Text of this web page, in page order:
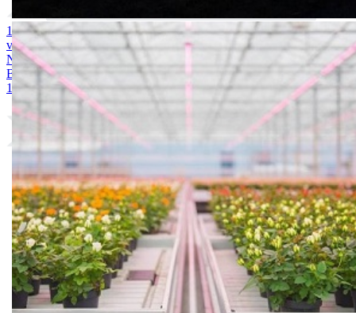
1. MAGNEZIJUM SULFAT 25kg 2. AMONIUM SULFAT /
vodotopivi 25kg 3. KALIJUM SULFAT 25kg 4. KALCIJUM
NITRAT 25kg
5. ARDENDO 7. Acoustic 1l
Bely acid 15-10-25 + 2MgO+ Me 25kg
9. BUCHAREST 2500S
10. CINKOSAN